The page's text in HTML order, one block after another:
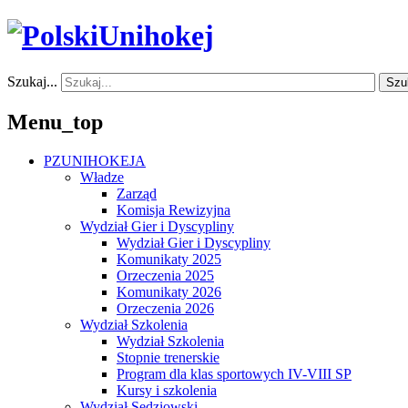
Szukaj...
Menu_top
PZUNIHOKEJA
Władze
Zarząd
Komisja Rewizyjna
Wydział Gier i Dyscypliny
Wydział Gier i Dyscypliny
Komunikaty 2025
Orzeczenia 2025
Komunikaty 2026
Orzeczenia 2026
Wydział Szkolenia
Wydział Szkolenia
Stopnie trenerskie
Program dla klas sportowych IV-VIII SP
Kursy i szkolenia